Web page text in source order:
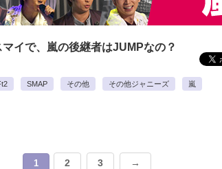
イで、嵐の後継者はJUMPなの？
SMAP その他 その他ジャニーズ 嵐
1 2 3 →